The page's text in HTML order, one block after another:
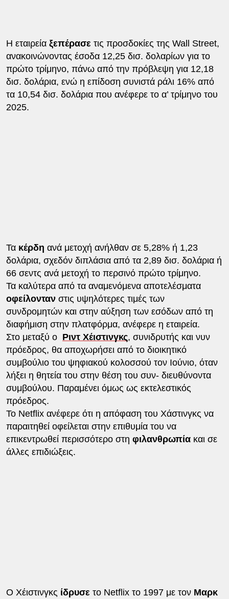
Η εταιρεία ξεπέρασε τις προσδοκίες της Wall Street,
ανακοινώνοντας έσοδα 12,25 δισ. δολαρίων για το
πρώτο τρίμηνο, πάνω από την πρόβλεψη για 12,18
δισ. δολάρια, ενώ η επίδοση συνιστά ράλι 16% από
τα 10,54 δισ. δολάρια που ανέφερε το α’ τρίμηνο του
2025.
Τα κέρδη ανά μετοχή ανήλθαν σε 5,28% ή 1,23
δολάρια, σχεδόν διπλάσια από τα 2,89 δισ. δολάρια ή
66 σεντς ανά μετοχή το περσινό πρώτο τρίμηνο.
Τα καλύτερα από τα αναμενόμενα αποτελέσματα
οφείλοντανστις υψηλότερες τιμές των
συνδρομητών και στην αύξηση των εσόδων από τη
διαφήμιση στην πλατφόρμα, ανέφερε η εταιρεία.
Στο μεταξύ ο Ριντ Χέιστινγκς, συνιδρυτής και νυν
πρόεδρος, θα αποχωρήσει από το διοικητικό
συμβούλιο του ψηφιακού κολοσσού τον Ιούνιο, όταν
λήξει η θητεία του στην θέση του συν- διευθύνοντα
συμβούλου. Παραμένει όμως ως εκτελεστικός
πρόεδρος.
Το Netflix ανέφερε ότι η απόφαση του Χάστινγκς να
παραιτηθεί οφείλεται στην επιθυμία του να
επικεντρωθεί περισσότερο στη φιλανθρωπίακαι σε
άλλες επιδιώξεις.
Ο Χέιστινγκς ίδρυσε το Netflix το 1997 με τον Μαρκ